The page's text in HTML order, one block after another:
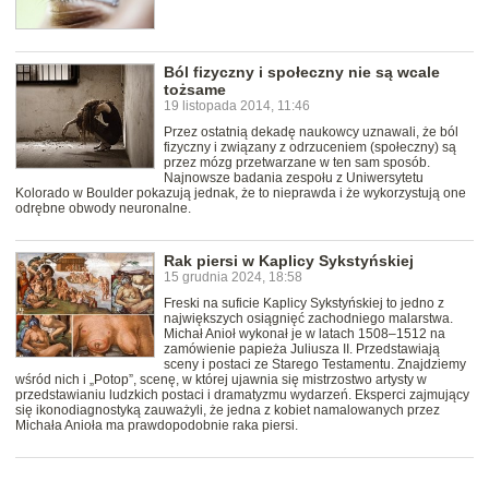
Ból fizyczny i społeczny nie są wcale
tożsame
19 listopada 2014, 11:46
Przez ostatnią dekadę naukowcy uznawali, że ból
fizyczny i związany z odrzuceniem (społeczny) są
przez mózg przetwarzane w ten sam sposób.
Najnowsze badania zespołu z Uniwersytetu
Kolorado w Boulder pokazują jednak, że to nieprawda i że wykorzystują one
odrębne obwody neuronalne.
Rak piersi w Kaplicy Sykstyńskiej
15 grudnia 2024, 18:58
Freski na suficie Kaplicy Sykstyńskiej to jedno z
największych osiągnięć zachodniego malarstwa.
Michał Anioł wykonał je w latach 1508–1512 na
zamówienie papieża Juliusza II. Przedstawiają
sceny i postaci ze Starego Testamentu. Znajdziemy
wśród nich i „Potop”, scenę, w której ujawnia się mistrzostwo artysty w
przedstawianiu ludzkich postaci i dramatyzmu wydarzeń. Eksperci zajmujący
się ikonodiagnostyką zauważyli, że jedna z kobiet namalowanych przez
Michała Anioła ma prawdopodobnie raka piersi.